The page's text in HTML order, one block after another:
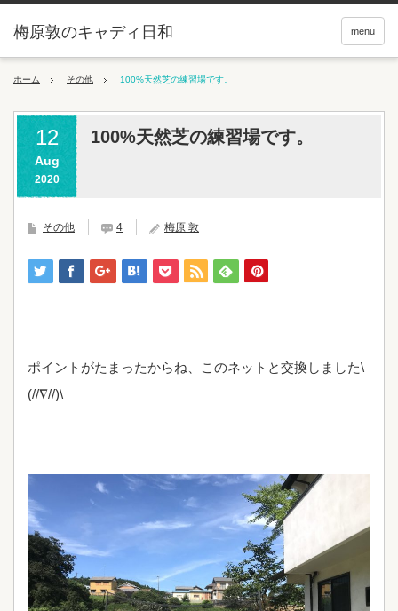
menu
梅原敦のキャディ日和
ホーム その他 100%天然芝の練習場です。
12
Aug
2020
100%天然芝の練習場です。
その他 4 梅原 敦
ポイントがたまったからね、このネットと交換しました\
(//∇//)\